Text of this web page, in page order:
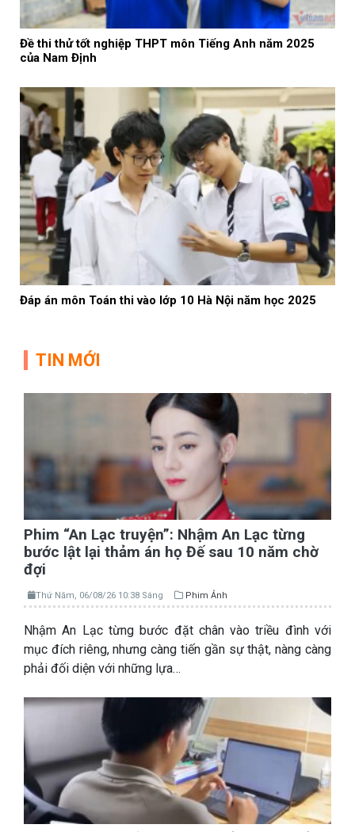
Đề thi thử tốt nghiệp THPT môn Tiếng Anh năm 2025
của Nam Định
Đáp án môn Toán thi vào lớp 10 Hà Nội năm học 2025
TIN MỚI
Phim “An Lạc truyện”: Nhậm An Lạc từng
bước lật lại thảm án họ Đế sau 10 năm chờ
đợi
Thứ Năm, 06/08/26 10:38 Sáng Phim Ảnh
Nhậm An Lạc từng bước đặt chân vào triều đình với
mục đích riêng, nhưng càng tiến gần sự thật, nàng càng
phải đối diện với những lựa…